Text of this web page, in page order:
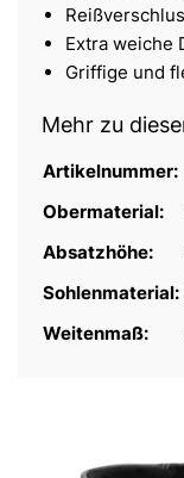
Extra weiche
Griffige und
Mehr zu
Artikelnummer:
Obermaterial:
Absatzhöhe:
Sohlenmaterial:
Weitenmaß: